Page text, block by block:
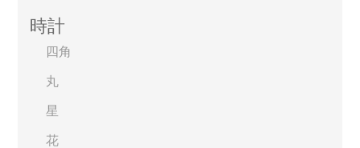
時計
四角
丸
星
花